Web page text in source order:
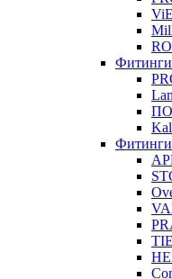
Фитинги
Фитинги